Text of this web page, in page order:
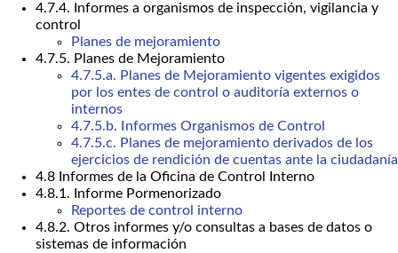
4.7.4. Informes a organismos de inspección, vigilancia y
control
Planes de mejoramiento
4.7.5. Planes de Mejoramiento
4.7.5.a. Planes de Mejoramiento vigentes exigidos
por los entes de control o auditoría externos o
internos
4.7.5.b. Informes Organismos de Control
4.7.5.c. Planes de mejoramiento derivados de los
ejercicios de rendición de cuentas ante la ciudadanía
4.8 Informes de la Oficina de Control Interno
4.8.1. Informe Pormenorizado
Reportes de control interno
4.8.2. Otros informes y/o consultas a bases de datos o
sistemas de información